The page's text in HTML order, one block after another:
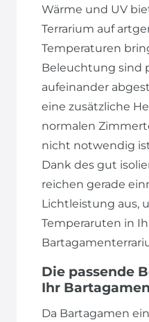
Wärme und UV
Terrarium auf
Temperaturen
Beleuchtung sind
aufeinander
eine zusätzliche
normalen
nicht notwendig
Dank des gut
reichen gerade
Lichtleistung aus,
Temperaruten in
Die passende
Ihr
Da Bartagamen